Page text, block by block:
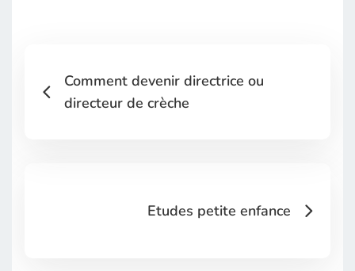
Comment devenir directrice ou
directeur de crèche
Etudes petite enfance